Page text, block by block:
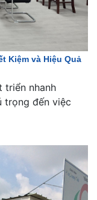
Kiệm và Hiệu Quả
triển nhanh
trọng đến việc